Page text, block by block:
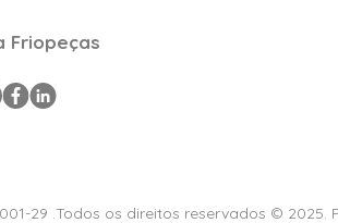
Friopeças
29 .Todos os direitos reservados ©